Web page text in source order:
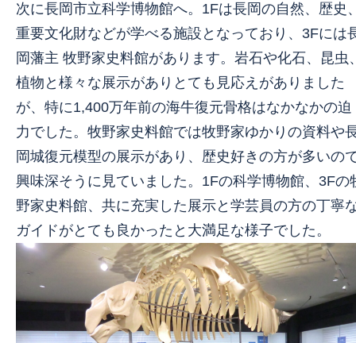
次に長岡市立科学博物館へ。1Fは長岡の自然、歴史
重要文化財などが学べる施設となっており、3Fには
岡藩主 牧野家史料館があります。岩石や化石、昆虫
植物と様々な展示がありとても見応えがありました
が、特に1,400万年前の海牛復元骨格はなかなかの迫
力でした。牧野家史料館では牧野家ゆかりの資料や
岡城復元模型の展示があり、歴史好きの方が多いの
興味深そうに見ていました。1Fの科学博物館、3Fの
野家史料館、共に充実した展示と学芸員の方の丁寧
ガイドがとても良かったと大満足な様子でした。